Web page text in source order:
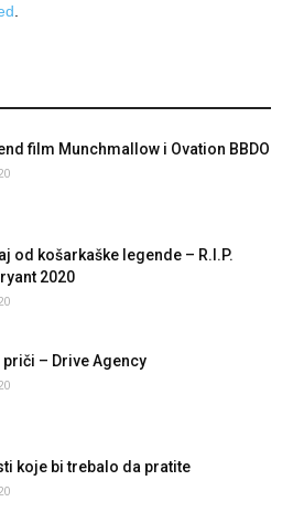
film Munchmallow i Ovation BBDO
od košarkaške legende – R.I.P.
2020
priči – Drive Agency
koje bi trebalo da pratite